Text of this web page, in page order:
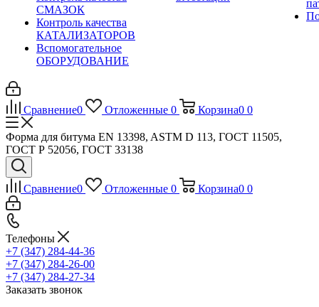
СМАЗОК
Контроль качества
КАТАЛИЗАТОРОВ
Вспомогательное
ОБОРУДОВАНИЕ
Сравнение0 Отложенные 0 Корзина0 0
Форма для битума EN 13398, ASTM D 113, ГОСТ 11505,
ГОСТ Р 52056, ГОСТ 33138
Сравнение0 Отложенные 0 Корзина0 0
Телефоны
+7 (347) 284-44-36
+7 (347) 284-26-00
+7 (347) 284-27-34
Заказать звонок